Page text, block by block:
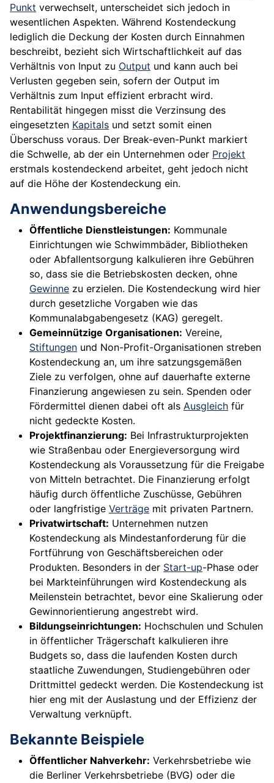
Punkt verwechselt, unterscheidet sich jedoch in
wesentlichen Aspekten. Während Kostendeckung
lediglich die Deckung der Kosten durch Einnahmen
beschreibt, bezieht sich Wirtschaftlichkeit auf das
Verhältnis von Input zu Output und kann auch bei
Verlusten gegeben sein, sofern der Output im
Verhältnis zum Input effizient erbracht wird.
Rentabilität hingegen misst die Verzinsung des
eingesetzten Kapitals und setzt somit einen
Überschuss voraus. Der Break-even-Punkt markiert
die Schwelle, ab der ein Unternehmen oder Projekt
erstmals kostendeckend arbeitet, geht jedoch nicht
auf die Höhe der Kostendeckung ein.
Anwendungsbereiche
Öffentliche Dienstleistungen: Kommunale
Einrichtungen wie Schwimmbäder, Bibliotheken
oder Abfallentsorgung kalkulieren ihre Gebühren
so, dass sie die Betriebskosten decken, ohne
Gewinne zu erzielen. Die Kostendeckung wird hier
durch gesetzliche Vorgaben wie das
Kommunalabgabengesetz (KAG) geregelt.
Gemeinnützige Organisationen: Vereine,
Stiftungen und Non-Profit-Organisationen streben
Kostendeckung an, um ihre satzungsgemäßen
Ziele zu verfolgen, ohne auf dauerhafte externe
Finanzierung angewiesen zu sein. Spenden oder
Fördermittel dienen dabei oft als Ausgleich für
nicht gedeckte Kosten.
Projektfinanzierung: Bei Infrastrukturprojekten
wie Straßenbau oder Energieversorgung wird
Kostendeckung als Voraussetzung für die Freigabe
von Mitteln betrachtet. Die Finanzierung erfolgt
häufig durch öffentliche Zuschüsse, Gebühren
oder langfristige Verträge mit privaten Partnern.
Privatwirtschaft: Unternehmen nutzen
Kostendeckung als Mindestanforderung für die
Fortführung von Geschäftsbereichen oder
Produkten. Besonders in der Start-up-Phase oder
bei Markteinführungen wird Kostendeckung als
Meilenstein betrachtet, bevor eine Skalierung oder
Gewinnorientierung angestrebt wird.
Bildungseinrichtungen: Hochschulen und Schulen
in öffentlicher Trägerschaft kalkulieren ihre
Budgets so, dass die laufenden Kosten durch
staatliche Zuwendungen, Studiengebühren oder
Drittmittel gedeckt werden. Die Kostendeckung ist
hier eng mit der Auslastung und der Effizienz der
Verwaltung verknüpft.
Bekannte Beispiele
Öffentlicher Nahverkehr: Verkehrsbetriebe wie
die Berliner Verkehrsbetriebe (BVG) oder die